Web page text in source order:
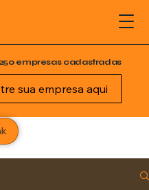
empresas cadastradas
sua empresa aqui